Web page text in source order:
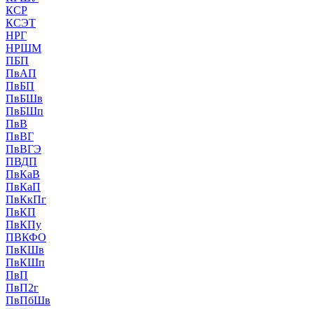
КСР
КСЭТ
НРГ
НРШМ
ПБП
ПвАП
ПвБП
ПвБШв
ПвБШп
ПвВ
ПвВГ
ПвВГЭ
ПВДП
ПвКаВ
ПвКаП
ПвКкПг
ПвКП
ПвКПу
ПВКФО
ПвКШв
ПвКШп
ПвП
ПвП2г
ПвПбШв